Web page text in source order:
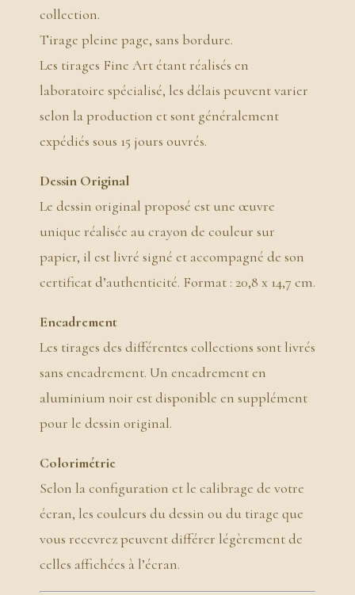
collection.
Tirage pleine page, sans bordure.
Les tirages Fine Art étant réalisés en
laboratoire spécialisé, les délais peuvent varier
selon la production et sont généralement
expédiés sous 15 jours ouvrés.
Dessin Original
Le dessin original proposé est une œuvre
unique réalisée au crayon de couleur sur
papier, il est livré signé et accompagné de son
certificat d’authenticité. Format : 20,8 x 14,7 cm.
Encadrement
Les tirages des différentes collections sont livrés
sans encadrement. Un encadrement en
aluminium noir est disponible en supplément
pour le dessin original.
Colorimétrie
Selon la configuration et le calibrage de votre
écran, les couleurs du dessin ou du tirage que
vous recevrez peuvent différer légèrement de
celles affichées à l’écran.